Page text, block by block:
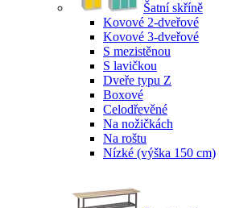
Šatní skříně
Kovové 2-dveřové
Kovové 3-dveřové
S mezistěnou
S lavičkou
Dveře typu Z
Boxové
Celodřevěné
Na nožičkách
Na roštu
Nízké (výška 150 cm)